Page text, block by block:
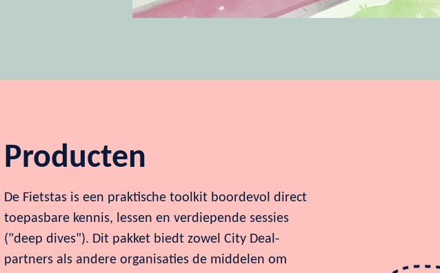
Producten
De Fietstas is een praktische toolkit boordevol direct
toepasbare kennis, lessen en verdiepende sessies
("deep dives"). Dit pakket biedt zowel City Deal-
partners als andere organisaties de middelen om